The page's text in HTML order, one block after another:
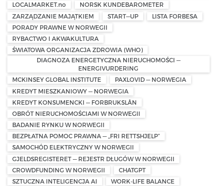
LOCALMARKET.no
NORSK KUNDEBAROMETER
ZARZĄDZANIE MAJĄTKIEM
START—UP
LISTA FORBESA
PORADY PRAWNE W NORWEGII
RYBACTWO I AKWAKULTURA
ŚWIATOWA ORGANIZACJA ZDROWIA (WHO)
DIAGNOZA ENERGETYCZNA NIERUCHOMOŚCI —
ENERGIVURDERING
MCKINSEY GLOBAL INSTITUTE
PAXLOVID — NORWEGIA
KREDYT MIESZKANIOWY — NORWEGIA
KREDYT KONSUMENCKI — FORBRUKSLÅN
OBRÓT NIERUCHOMOŚCIAMI W NORWEGII
BADANIE RYNKU W NORWEGII
BEZPŁATNA POMOC PRAWNA — „FRI RETTSHJELP”
SAMOCHÓD ELEKTRYCZNY W NORWEGII
GJELDSREGISTERET — REJESTR DŁUGÓW W NORWEGII
CROWDFUNDING W NORWEGII
CHATGPT
SZTUCZNA INTELIGENCJA AI
WORK-LIFE BALANCE